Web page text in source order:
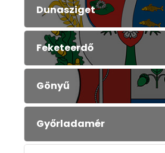
Dunasziget
Feketeerdő
Gönyű
Győrladamér